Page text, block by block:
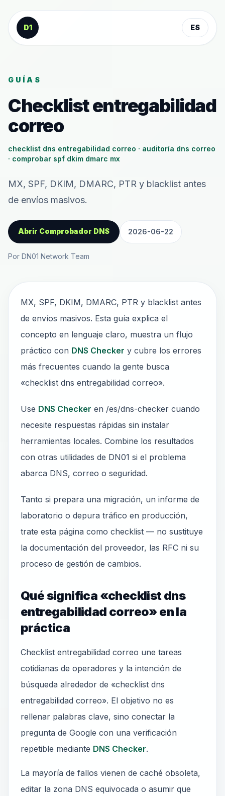
Saltar al contenido
D1
ES
GUÍAS
Checklist entregabilidad
correo
checklist dns entregabilidad correo · auditoría dns correo
· comprobar spf dkim dmarc mx
MX, SPF, DKIM, DMARC, PTR y blacklist antes
de envíos masivos.
Abrir Comprobador DNS 2026-06-22
Por DN01 Network Team
MX, SPF, DKIM, DMARC, PTR y blacklist antes
de envíos masivos. Esta guía explica el
concepto en lenguaje claro, muestra un flujo
práctico con DNS Checker y cubre los errores
más frecuentes cuando la gente busca
«checklist dns entregabilidad correo».
Use DNS Checker en /es/dns-checker cuando
necesite respuestas rápidas sin instalar
herramientas locales. Combine los resultados
con otras utilidades de DN01 si el problema
abarca DNS, correo o seguridad.
Tanto si prepara una migración, un informe de
laboratorio o depura tráfico en producción,
trate esta página como checklist — no sustituye
la documentación del proveedor, las RFC ni su
proceso de gestión de cambios.
Qué significa «checklist dns
entregabilidad correo» en la
práctica
Checklist entregabilidad correo une tareas
cotidianas de operadores y la intención de
búsqueda alrededor de «checklist dns
entregabilidad correo». El objetivo no es
rellenar palabras clave, sino conectar la
pregunta de Google con una verificación
repetible mediante DNS Checker.
La mayoría de fallos vienen de caché obsoleta,
editar la zona DNS equivocada o asumir que